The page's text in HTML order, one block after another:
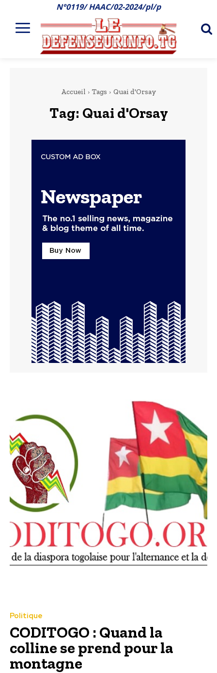
N°0119/ HAAC/02-2024/pl/p
Accueil Tags Quai d'Orsay
Tag: Quai d'Orsay
Politique
CODITOGO : Quand la
colline se prend pour la
montagne